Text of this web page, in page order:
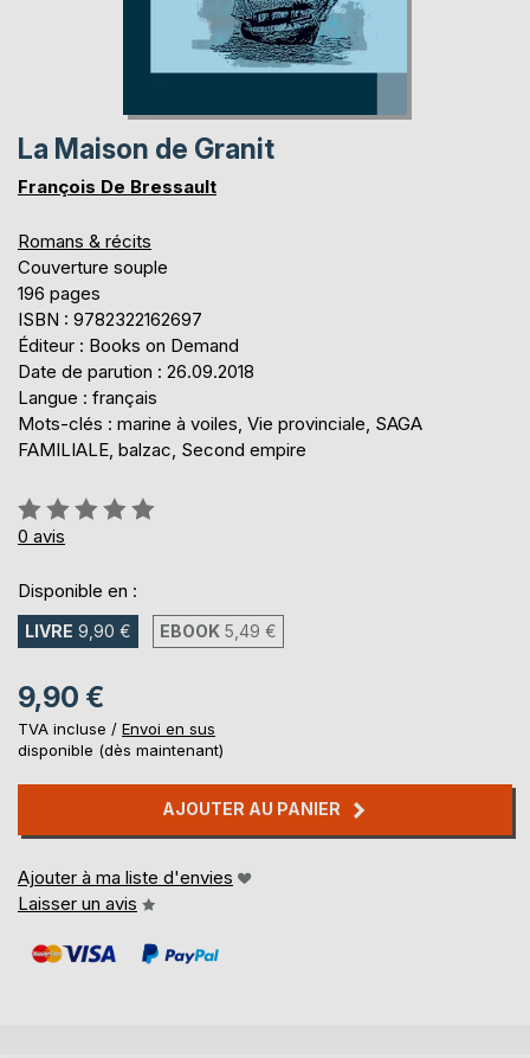
La Maison de Granit
François De Bressault
Romans & récits
Couverture souple
196 pages
ISBN : 9782322162697
Éditeur : Books on Demand
Date de parution : 26.09.2018
Langue : français
Mots-clés : marine à voiles, Vie provinciale, SAGA
FAMILIALE, balzac, Second empire
Évaluation:
0%
0 avis
Disponible en :
LIVRE 9,90 € EBOOK 5,49 €
9,90 €
TVA incluse / Envoi en sus
disponible (dès maintenant)
AJOUTER AU PANIER
Ajouter à ma liste d'envies
Laisser un avis